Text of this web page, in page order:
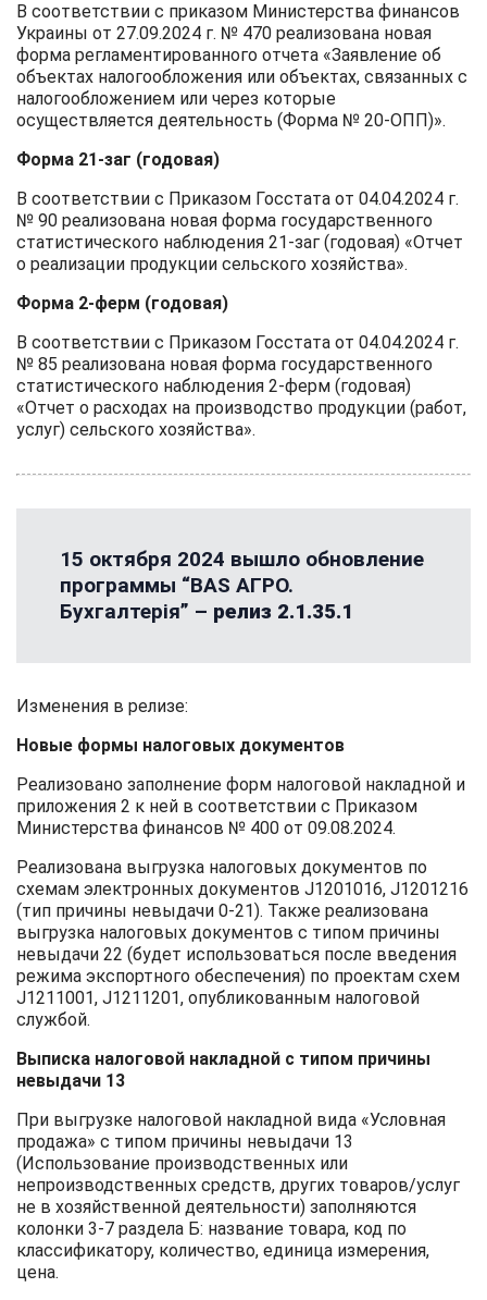
В соответствии с приказом Министерства финансов
Украины от 27.09.2024 г. № 470 реализована новая
форма регламентированного отчета «Заявление об
объектах налогообложения или объектах, связанных с
налогообложением или через которые
осуществляется деятельность (Форма № 20-ОПП)».
Форма 21-заг (годовая)
В соответствии с Приказом Госстата от 04.04.2024 г.
№ 90 реализована новая форма государственного
статистического наблюдения 21-заг (годовая) «Отчет
о реализации продукции сельского хозяйства».
Форма 2-ферм (годовая)
В соответствии с Приказом Госстата от 04.04.2024 г.
№ 85 реализована новая форма государственного
статистического наблюдения 2-ферм (годовая)
«Отчет о расходах на производство продукции (работ,
услуг) сельского хозяйства».
15 октября 2024 вышло обновление
программы “BAS АГРО.
Бухгалтерія” – релиз 2.1.35.1
Изменения в релизе:
Новые формы налоговых документов
Реализовано заполнение форм налоговой накладной и
приложения 2 к ней в соответствии с Приказом
Министерства финансов № 400 от 09.08.2024.
Реализована выгрузка налоговых документов по
схемам электронных документов J1201016, J1201216
(тип причины невыдачи 0-21). Также реализована
выгрузка налоговых документов с типом причины
невыдачи 22 (будет использоваться после введения
режима экспортного обеспечения) по проектам схем
J1211001, J1211201, опубликованным налоговой
службой.
Выписка налоговой накладной с типом причины
невыдачи 13
При выгрузке налоговой накладной вида «Условная
продажа» с типом причины невыдачи 13
(Использование производственных или
непроизводственных средств, других товаров/услуг
не в хозяйственной деятельности) заполняются
колонки 3-7 раздела Б: название товара, код по
классификатору, количество, единица измерения,
цена.